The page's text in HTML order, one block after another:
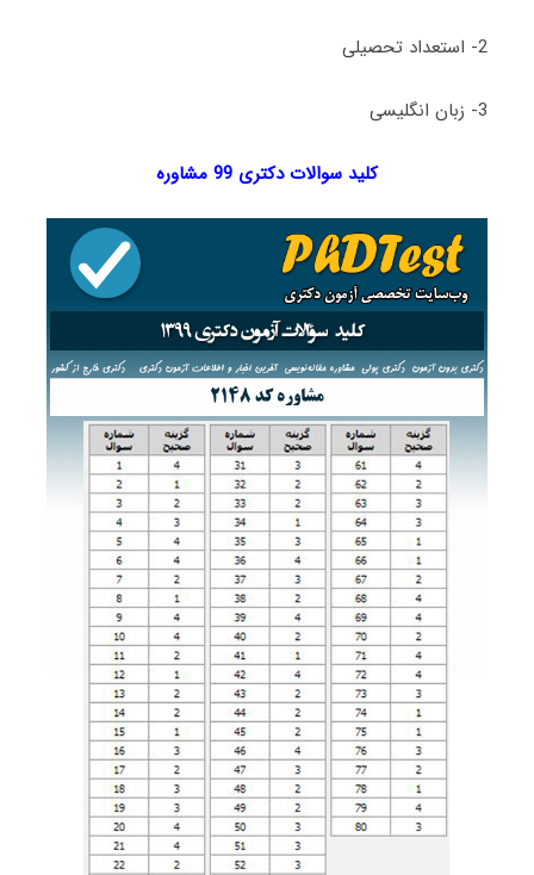
2- استعداد تحصیلی
3- زبان انگلیسی
کلید سوالات دکتری 99 مشاوره